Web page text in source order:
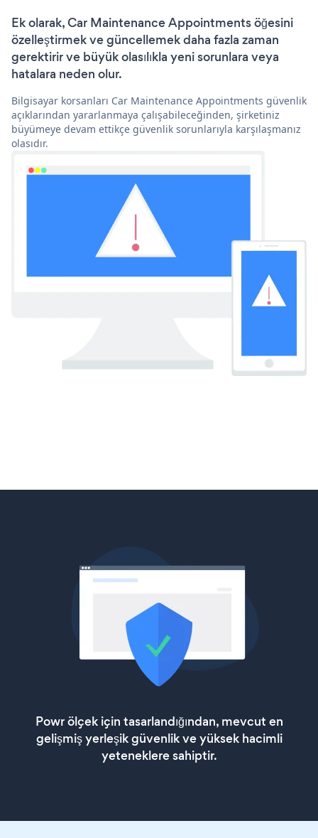
Ek olarak, Car Maintenance Appointments öğesini
özelleştirmek ve güncellemek daha fazla zaman
gerektirir ve büyük olasılıkla yeni sorunlara veya
hatalara neden olur.
Bilgisayar korsanları Car Maintenance Appointments güvenlik
açıklarından yararlanmaya çalışabileceğinden, şirketiniz
büyümeye devam ettikçe güvenlik sorunlarıyla karşılaşmanız
olasıdır.
Powr ölçek için tasarlandığından, mevcut en
gelişmiş yerleşik güvenlik ve yüksek hacimli
yeteneklere sahiptir.